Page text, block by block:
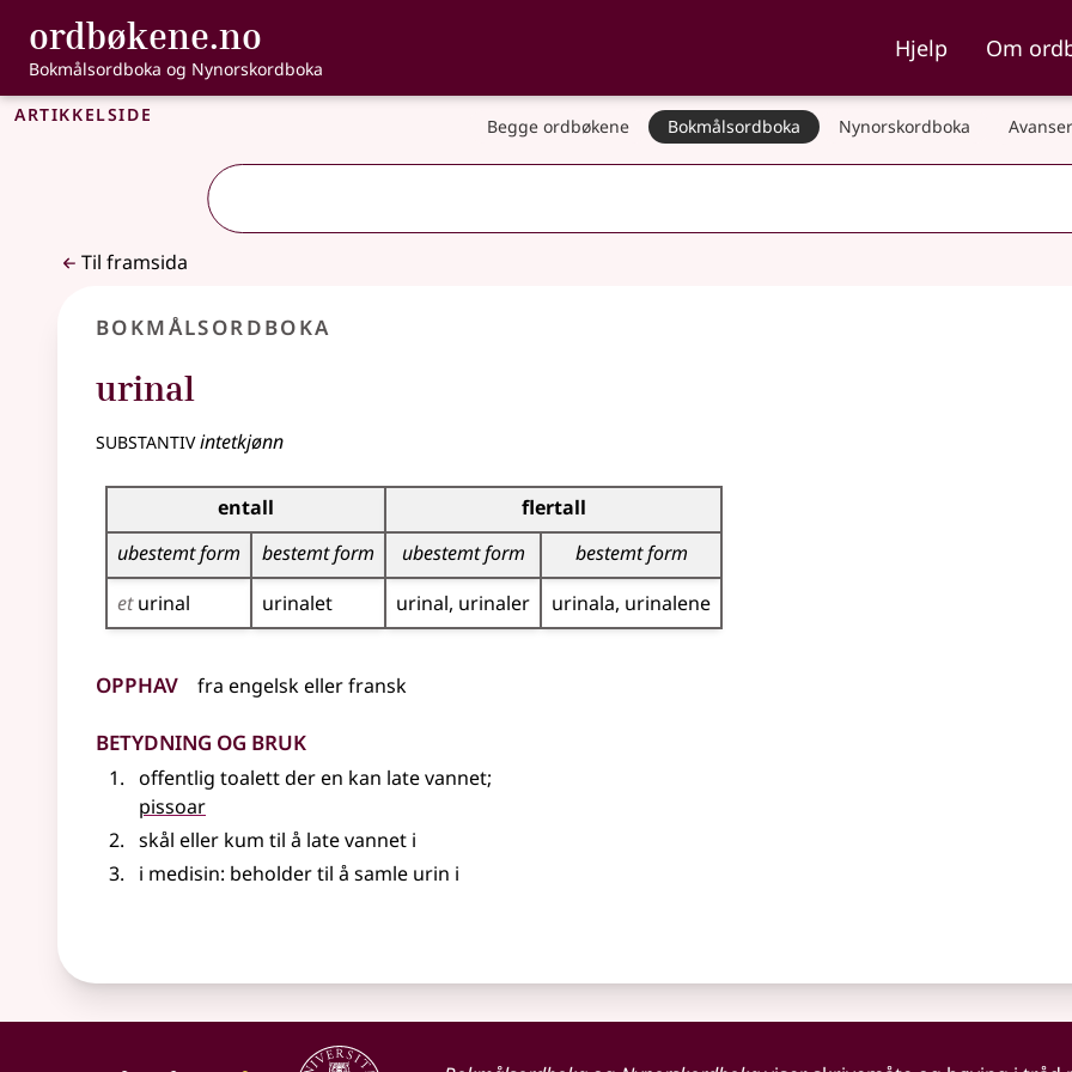
Gå til hovudinnhald
Tilgjenge
ordbøkene.no , Bokmålsordboka og Nynorskordboka
Bokmålsordboka og Nynorskordboka
Hjelp Om
Artikkelside Begge ordbøkene Bokmålsordboka Nynorskordboka
Til framsida
Bokmålsordboka
urinal
substantivintetkjønn
Bøyingstabell for dette substantivet
entall
flertall
ubestemt form
bestemt form ubestemt form
bestemt form
eturinal urinalet urinal urinaler urinala urinalene
Opphav fra engelskellerfransk
Betydning og bruk
offentlig toalett der en kan late vannet;
pissoar
skål eller kum til å late vannet i
i medisin: beholder til å samle urin i